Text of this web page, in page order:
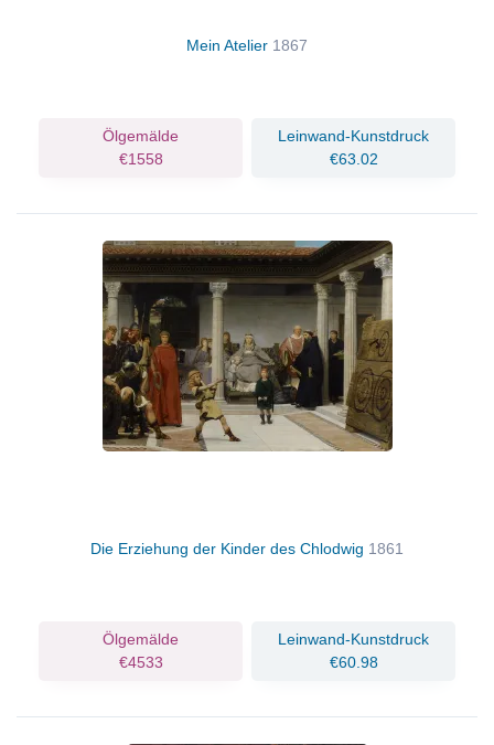
Mein Atelier 1867
Ölgemälde
€1558
Leinwand-Kunstdruck
€63.02
Die Erziehung der Kinder des Chlodwig 1861
Ölgemälde
€4533
Leinwand-Kunstdruck
€60.98